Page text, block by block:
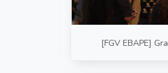
[FGV EBAPE]